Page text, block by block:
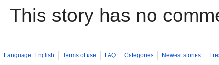
This story has no
Language: English Terms of use FAQ Categories Newest stories